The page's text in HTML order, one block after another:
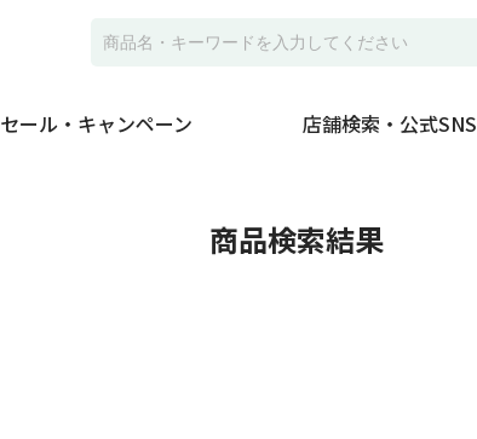
セール・キャンペーン 店舗検索・公式SNS
商品検索結果